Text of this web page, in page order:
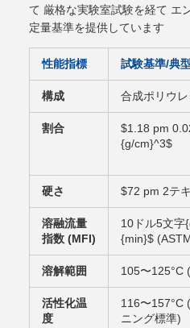
て 厳格な実験室試験を経て エ
定量基準を提供しています
性能指標 試験基準/典
構成 合成ポリウ
割合
$1.18 pm
{g/cm}^3$
硬さ $72 pm 2テ
溶融流量
指数 (MFI)
10ドル5文字
{min}$
溶解範囲 105〜125°C
活性化温
度
116〜157°C
ニング標準)